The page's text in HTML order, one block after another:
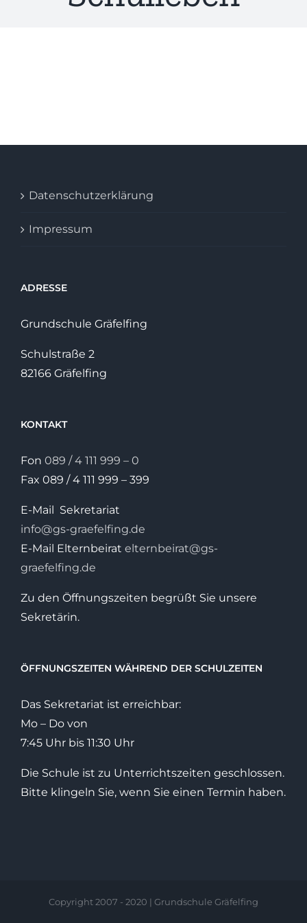
Datenschutzerklärung
Impressum
ADRESSE
Grundschule Gräfelfing
Schulstraße 2
82166 Gräfelfing
KONTAKT
Fon 089 / 4 111 999 – 0
Fax 089 / 4 111 999 – 399
E-Mail Sekretariat
info@gs-graefelfing.de
E-Mail Elternbeirat elternbeirat@gs-
graefelfing.de
Zu den Öffnungszeiten begrüßt Sie unsere
Sekretärin.
ÖFFNUNGSZEITEN WÄHREND DER SCHULZEITEN
Das Sekretariat ist erreichbar:
Mo – Do von
7:45 Uhr bis 11:30 Uhr
Die Schule ist zu Unterrichtszeiten geschlossen.
Bitte klingeln Sie, wenn Sie einen Termin haben.
Copyright 2007 - 2020 | Grundschule Gräfelfing